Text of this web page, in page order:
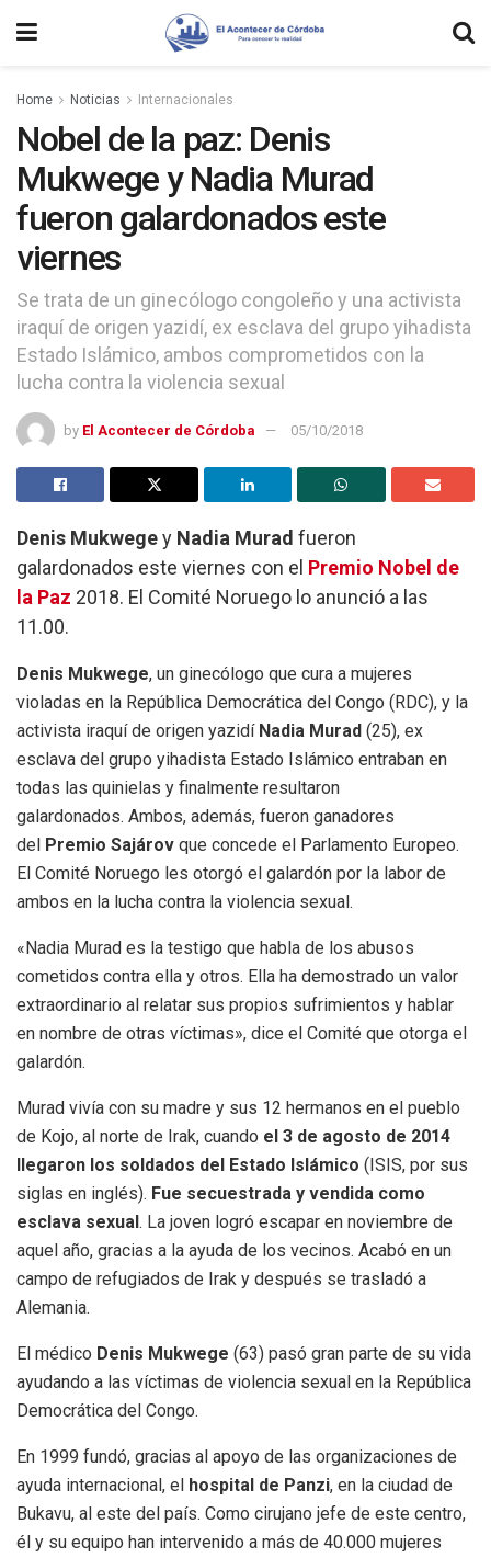
Home Noticias Internacionales
Nobel de la paz: Denis
Mukwege y Nadia Murad
fueron galardonados este
viernes
Se trata de un ginecólogo congoleño y una activista
iraquí de origen yazidí, ex esclava del grupo yihadista
Estado Islámico, ambos comprometidos con la
lucha contra la violencia sexual
by El Acontecer de Córdoba 05/10/2018
Denis Mukwegey Nadia Murad fueron
galardonados este viernes con el Premio Nobel de
la Paz 2018. El Comité Noruego lo anunció a las
11.00.
Denis Mukwege, un ginecólogo que cura a mujeres
violadas en la República Democrática del Congo (RDC), y la
activista iraquí de origen yazidíNadia Murad​ (25), ex
esclava del grupo yihadista Estado Islámico entraban en
todas las quinielas y finalmente resultaron
galardonados. Ambos, además, fueron ganadores
del Premio Sajárov que concede el Parlamento Europeo.
El Comité Noruego les otorgó el galardón por la labor de
ambos en la lucha contra la violencia sexual.
«Nadia Murad es la testigo que habla de los abusos
cometidos contra ella y otros. Ella ha demostrado un valor
extraordinario al relatar sus propios sufrimientos y hablar
en nombre de otras víctimas», dice el Comité que otorga el
galardón.
Murad vivía con su madre y sus 12 hermanos en el pueblo
de Kojo, al norte de Irak, cuando el 3 de agosto de 2014
llegaron los soldados del Estado Islámico (ISIS, por sus
siglas en inglés). Fue secuestrada y vendida como
esclava sexual. La joven logró escapar en noviembre de
aquel año, gracias a la ayuda de los vecinos. Acabó en un
campo de refugiados de Irak y después se trasladó a
Alemania.
El médico Denis Mukwege (63) pasó gran parte de su vida
ayudando a las víctimas de violencia sexual en la República
Democrática del Congo.
En 1999 fundó, gracias al apoyo de las organizaciones de
ayuda internacional, el hospital de Panzi, en la ciudad de
Bukavu, al este del país. Como cirujano jefe de este centro,
él y su equipo han intervenido a más de 40.000 mujeres